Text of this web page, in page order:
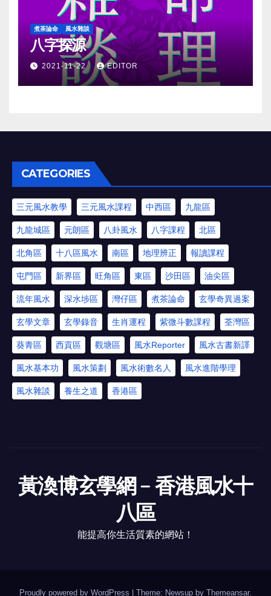
煮茶論命 風水雜談
八字探源
2021-11-22 EDITOR
CATEGORIES
三元風水教學 三元風水課程 中西區 九龍區
九龍城區 元朗區 八卦風水 八字課程 北區
北角區 十八區風水 南區 地理辨正 報讀課程
屯門區 新界區 旺角區 東區 沙田區 油尖區
流年風水 深水埗區 灣仔區 煮茶論命 玄學奇異過案
玄學文章 玄學錄音 生肖運程 紫微斗數課程 荃灣區
葵青區 西貢區 觀塘區 風水Reporter 風水古書新譯
風水基本功 風水策劃 風水術數名人 風水進階學理
風水雜談 養生之道 香港區
黃渙博玄學網﹣香港風水十
八區
能提高你生活質素的網站！
Proudly powered by WordPress Theme: Newsup by Themeansar.